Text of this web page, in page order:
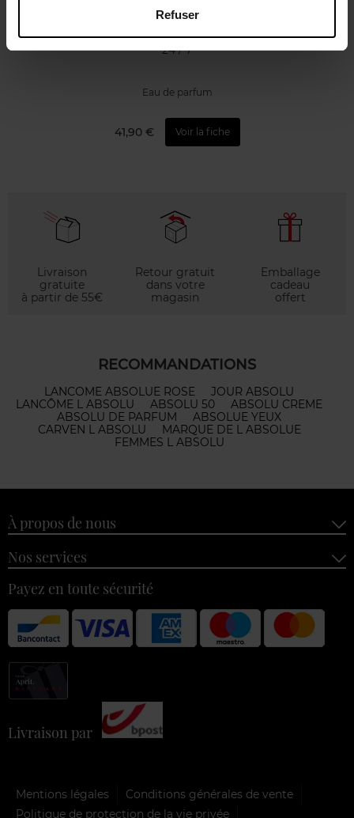
Refuser
DKNY
24 / 7
Eau de parfum
41,90 € Voir la fiche
Livraison
gratuite
à partir de 55€
Retour gratuit
dans votre
magasin
Emballage
cadeau
offert
RECOMMANDATIONS
LANCOME ABSOLUE ROSE
JOUR ABSOLU
LANCÔME L ABSOLU
ABSOLU 50
ABSOLU CREME
ABSOLU DE PARFUM
ABSOLUE YEUX
CARVEN L ABSOLU
MARQUE DE L ABSOLUE
FEMMES L ABSOLU
À propos de nous
Nos services
Payez en toute sécurité
Livraison par
Mentions légales
Conditions générales de vente
Politique de protection de la vie privée